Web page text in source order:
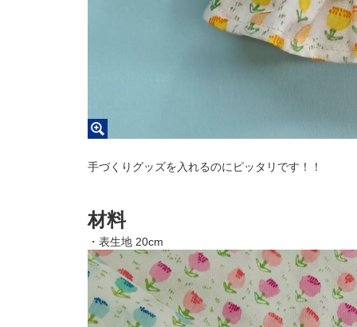
手づくりグッズを入れるのにピッタリです！！
材料
・表生地 20cm